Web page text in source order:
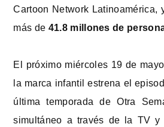
Cartoon Network Latinoamérica,
más de 41.8 millones de
El próximo miércoles 19 de
la marca infantil estrena el
última temporada de Otra
simultáneo a través de la TV y